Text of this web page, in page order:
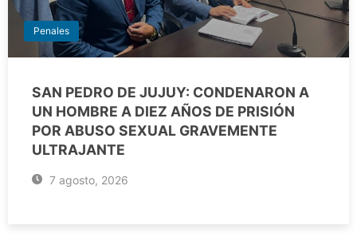
Penales
SAN PEDRO DE JUJUY: CONDENARON A
UN HOMBRE A DIEZ AÑOS DE PRISIÓN
POR ABUSO SEXUAL GRAVEMENTE
ULTRAJANTE
7 agosto, 2026